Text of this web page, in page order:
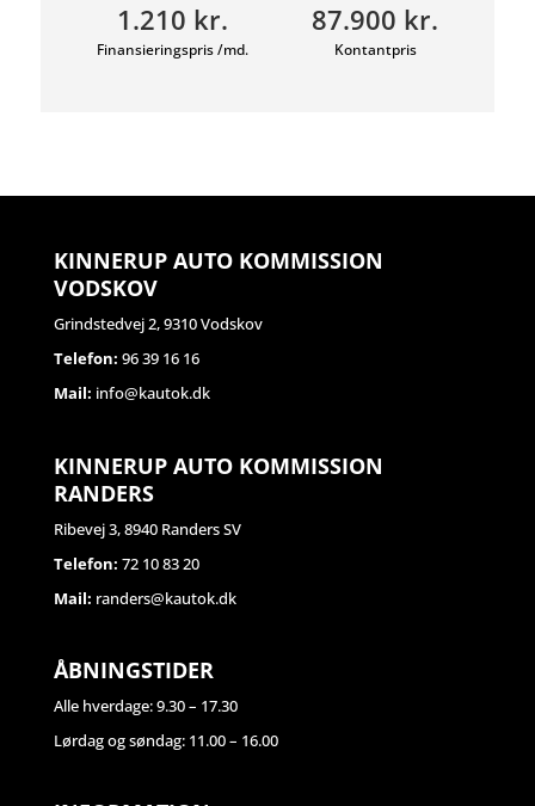
1.210 kr.
Finansieringspris /md.
87.900 kr.
Kontantpris
KINNERUP AUTO KOMMISSION
VODSKOV
Grindstedvej 2, 9310 Vodskov
Telefon: 96 39 16 16
Mail: info@kautok.dk
KINNERUP AUTO KOMMISSION
RANDERS
Ribevej 3, 8940 Randers SV
Telefon: 72 10 83 20
Mail: randers@kautok.dk
ÅBNINGSTIDER
Alle hverdage: 9.30 – 17.30
Lørdag og søndag: 11.00 – 16.00